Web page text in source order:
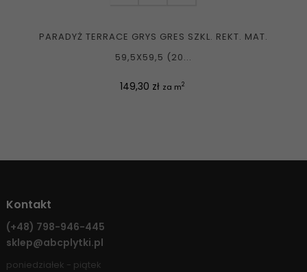
PARADYŻ TERRACE GRYS GRES SZKL. REKT. MAT.
59,5X59,5 (20...
Cena
149,30 zł za m2
Kontakt
(+48) 798-946-445
sklep@abcplytki.pl
poniedziałek - piątek